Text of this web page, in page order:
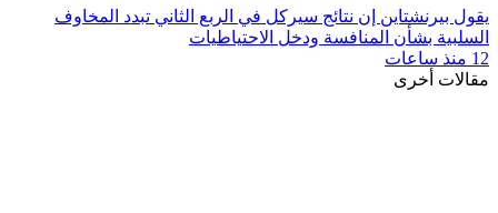
يقول بيرنشتاين إن نتائج سيركل في الربع الثاني تبدد المخاوف
السلبية بشأن المنافسة ودخل الاحتياطيات
12 منذ ساعات
مقالات أخرى